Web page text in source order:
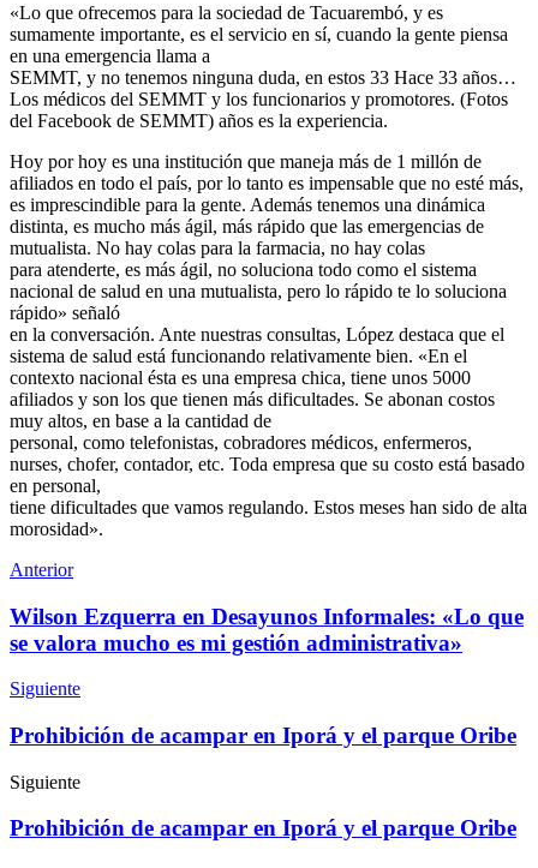
«Lo que ofrecemos para la sociedad de Tacuarembó, y es
sumamente importante, es el servicio en sí, cuando la gente piensa
en una emergencia llama a
SEMMT, y no tenemos ninguna duda, en estos 33 Hace 33 años…
Los médicos del SEMMT y los funcionarios y promotores. (Fotos
del Facebook de SEMMT) años es la experiencia.
Hoy por hoy es una institución que maneja más de 1 millón de
afiliados en todo el país, por lo tanto es impensable que no esté más,
es imprescindible para la gente. Además tenemos una dinámica
distinta, es mucho más ágil, más rápido que las emergencias de
mutualista. No hay colas para la farmacia, no hay colas
para atenderte, es más ágil, no soluciona todo como el sistema
nacional de salud en una mutualista, pero lo rápido te lo soluciona
rápido» señaló
en la conversación. Ante nuestras consultas, López destaca que el
sistema de salud está funcionando relativamente bien. «En el
contexto nacional ésta es una empresa chica, tiene unos 5000
afiliados y son los que tienen más dificultades. Se abonan costos
muy altos, en base a la cantidad de
personal, como telefonistas, cobradores médicos, enfermeros,
nurses, chofer, contador, etc. Toda empresa que su costo está basado
en personal,
tiene dificultades que vamos regulando. Estos meses han sido de alta
morosidad».
Anterior
Wilson Ezquerra en Desayunos Informales: «Lo que
se valora mucho es mi gestión administrativa»
Siguiente
Prohibición de acampar en Iporá y el parque Oribe
Siguiente
Prohibición de acampar en Iporá y el parque Oribe